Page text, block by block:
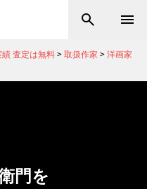
査定は無料>取扱作家 >洋画家
門を